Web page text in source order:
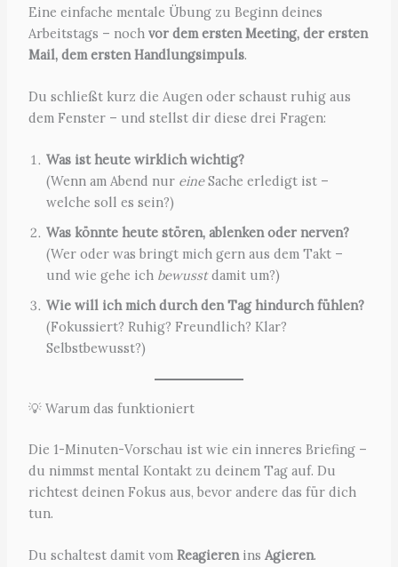
Eine einfache mentale Übung zu Beginn deines
Arbeitstags – noch vor dem ersten Meeting, der ersten
Mail, dem ersten Handlungsimpuls.
Du schließt kurz die Augen oder schaust ruhig aus
dem Fenster – und stellst dir diese drei Fragen:
Was ist heute wirklich wichtig?
(Wenn am Abend nur eineSache erledigt ist –
welche soll es sein?)
Was könnte heute stören, ablenken oder nerven?
(Wer oder was bringt mich gern aus dem Takt –
und wie gehe ich bewusstdamit um?)
Wie will ich mich durch den Tag hindurch fühlen?
(Fokussiert? Ruhig? Freundlich? Klar?
Selbstbewusst?)
💡 Warum das funktioniert
Die 1-Minuten-Vorschau ist wie ein inneres Briefing –
du nimmst mental Kontakt zu deinem Tag auf. Du
richtest deinen Fokus aus, bevor andere das für dich
tun.
Du schaltest damit vom Reagierenins Agieren.